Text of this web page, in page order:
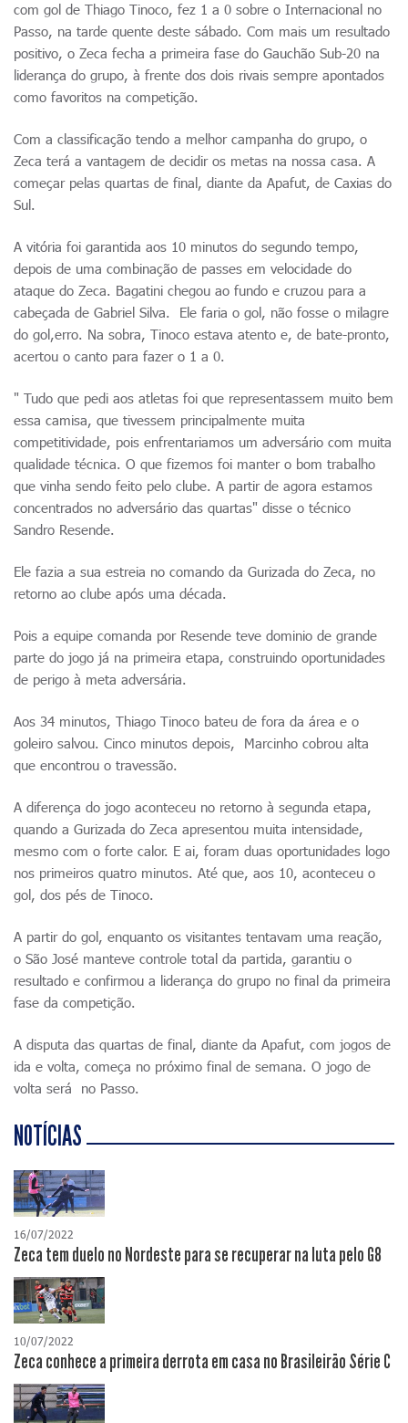
com gol de Thiago Tinoco, fez 1 a 0 sobre o Internacional no
Passo, na tarde quente deste sábado. Com mais um resultado
positivo, o Zeca fecha a primeira fase do Gauchão Sub-20 na
liderança do grupo, à frente dos dois rivais sempre apontados
como favoritos na competição.
Com a classificação tendo a melhor campanha do grupo, o
Zeca terá a vantagem de decidir os metas na nossa casa. A
começar pelas quartas de final, diante da Apafut, de Caxias do
Sul.
A vitória foi garantida aos 10 minutos do segundo tempo,
depois de uma combinação de passes em velocidade do
ataque do Zeca. Bagatini chegou ao fundo e cruzou para a
cabeçada de Gabriel Silva. Ele faria o gol, não fosse o milagre
do gol,erro. Na sobra, Tinoco estava atento e, de bate-pronto,
acertou o canto para fazer o 1 a 0.
" Tudo que pedi aos atletas foi que representassem muito bem
essa camisa, que tivessem principalmente muita
competitividade, pois enfrentariamos um adversário com muita
qualidade técnica. O que fizemos foi manter o bom trabalho
que vinha sendo feito pelo clube. A partir de agora estamos
concentrados no adversário das quartas" disse o técnico
Sandro Resende.
Ele fazia a sua estreia no comando da Gurizada do Zeca, no
retorno ao clube após uma década.
Pois a equipe comanda por Resende teve dominio de grande
parte do jogo já na primeira etapa, construindo oportunidades
de perigo à meta adversária.
Aos 34 minutos, Thiago Tinoco bateu de fora da área e o
goleiro salvou. Cinco minutos depois, Marcinho cobrou alta
que encontrou o travessão.
A diferença do jogo aconteceu no retorno à segunda etapa,
quando a Gurizada do Zeca apresentou muita intensidade,
mesmo com o forte calor. E ai, foram duas oportunidades logo
nos primeiros quatro minutos. Até que, aos 10, aconteceu o
gol, dos pés de Tinoco.
A partir do gol, enquanto os visitantes tentavam uma reação,
o São José manteve controle total da partida, garantiu o
resultado e confirmou a liderança do grupo no final da primeira
fase da competição.
A disputa das quartas de final, diante da Apafut, com jogos de
ida e volta, começa no próximo final de semana. O jogo de
volta será no Passo.
NOTÍCIAS
16/07/2022
Zeca tem duelo no Nordeste para se recuperar na luta pelo G8
10/07/2022
Zeca conhece a primeira derrota em casa no Brasileirão Série C